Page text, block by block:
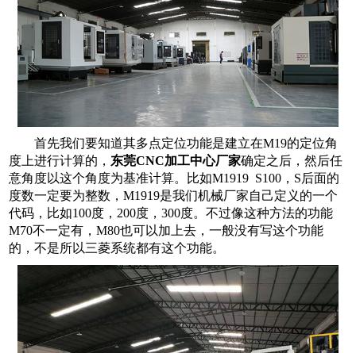
首先我们要知道其多点定位功能是建立在M19的定位角
度上进行计算的， 东莞CNC加工中心厂家确定之后，然后任
意角度以这个角度为基准计算。比如M1919 S100，S后面的
度数一定要为整数，M1919是我们机械厂家自己定义的一个
代码，比如100度，200度，300度。不过像这种方法的功能
M70不一定有，M80也可以加上去，一般没有写这个功能
的，不是所以三菱系统都有这个功能。